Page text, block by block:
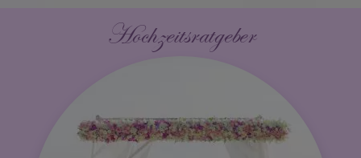
Hochzeitsratgeber